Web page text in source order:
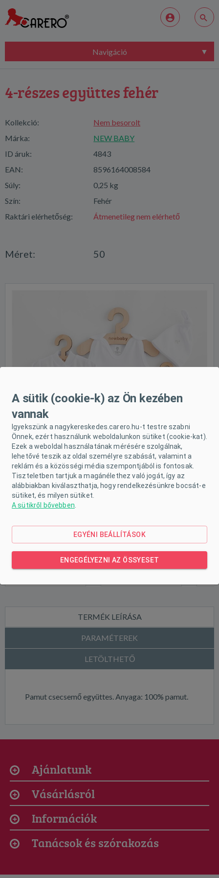
Navigáció
4-részes együttes fehér
Kollekció:
Nem besorolt
Márka:
NEW BABY
ID áruk:
4843
EAN:
8596164008584
Súly:
0,25 kg
Szín:
Fehér
Raktári elérhetőség:
Átmenetileg nem elérhető
Méret: 50
TERMÉK LEÍRÁSA
PARAMÉTEREK
LETÖLTHETŐ
Pamut csecsemő együttes. Anyaga: 100% pamut.
Ajánlatunk
Vásárlásról
Információk
Tanácsok és szórakozás
A sütik (cookie-k) az Ön kezében
vannak
Igyekszünk a nagykereskedes.carero.hu-t testre szabni
Önnek, ezért használunk weboldalunkon sütiket (cookie-kat).
Ezek a weboldal használatának mérésére szolgálnak,
lehetővé teszik az oldal személyre szabását, valamint a
reklám és a közösségi média szempontjából is fontosak.
Tiszteletben tartjuk a magánélethez való jogát, így az
alábbiakban kiválaszthatja, hogy rendelkezésünkre bocsát-e
sütiket, és milyen sütiket.
A sütikről bővebben
EGYÉNI BEÁLLÍTÁSOK
ENGEGÉLYEZNI AZ ÖSSYESET